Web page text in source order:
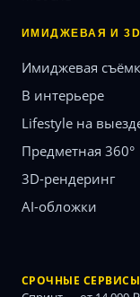
ИМИДЖЕВАЯ И 3D
Имиджевая
В интерьере
Lifestyle на
Предметная 360°
3D-рендеринг
AI-обложки
СРОЧНЫЕ